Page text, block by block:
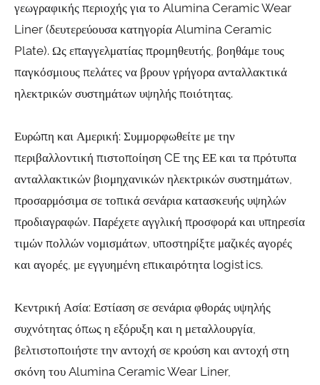
γεωγραφικής περιοχής για το Alumina Ceramic Wear
Liner (δευτερεύουσα κατηγορία Alumina Ceramic
Plate). Ως επαγγελματίας προμηθευτής, βοηθάμε τους
παγκόσμιους πελάτες να βρουν γρήγορα ανταλλακτικά
ηλεκτρικών συστημάτων υψηλής ποιότητας.
Ευρώπη και Αμερική: Συμμορφωθείτε με την
περιβαλλοντική πιστοποίηση CE της ΕΕ και τα πρότυπα
ανταλλακτικών βιομηχανικών ηλεκτρικών συστημάτων,
προσαρμόσιμα σε τοπικά σενάρια κατασκευής υψηλών
προδιαγραφών. Παρέχετε αγγλική προσφορά και υπηρεσία
τιμών πολλών νομισμάτων, υποστηρίξτε μαζικές αγορές
και αγορές, με εγγυημένη επικαιρότητα logistics.
Κεντρική Ασία: Εστίαση σε σενάρια φθοράς υψηλής
συχνότητας όπως η εξόρυξη και η μεταλλουργία,
βελτιστοποιήστε την αντοχή σε κρούση και αντοχή στη
σκόνη του Alumina Ceramic Wear Liner,